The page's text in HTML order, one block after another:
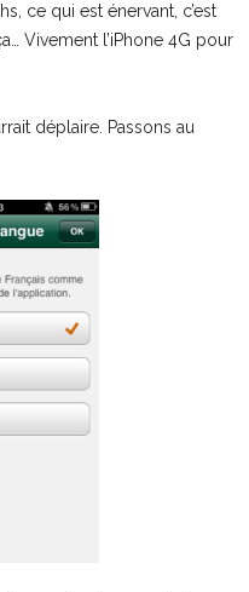
ce qui est énervant, c’est
Vivement l’iPhone 4G pour
déplaire. Passons au